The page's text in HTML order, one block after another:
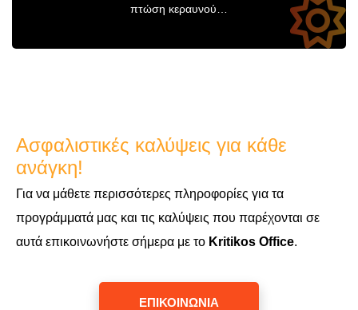
πτώση κεραυνού…
Ασφαλιστικές καλύψεις για κάθε
ανάγκη!
Για να μάθετε περισσότερες πληροφορίες για τα
προγράμματά μας και τις καλύψεις που παρέχονται σε
αυτά επικοινωνήστε σήμερα με το Kritikos Office.
ΕΠΙΚΟΙΝΩΝΙΑ